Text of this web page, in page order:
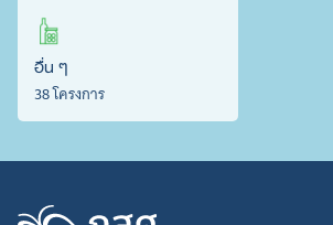
อื่น ๆ
38 โครงการ